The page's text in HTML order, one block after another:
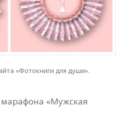
«Фотокниги для души».
«Мужская